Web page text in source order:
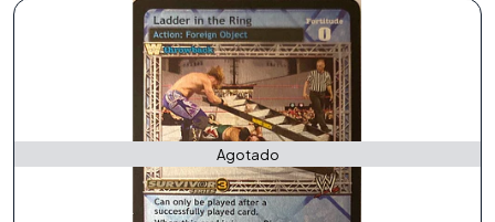
Agotado